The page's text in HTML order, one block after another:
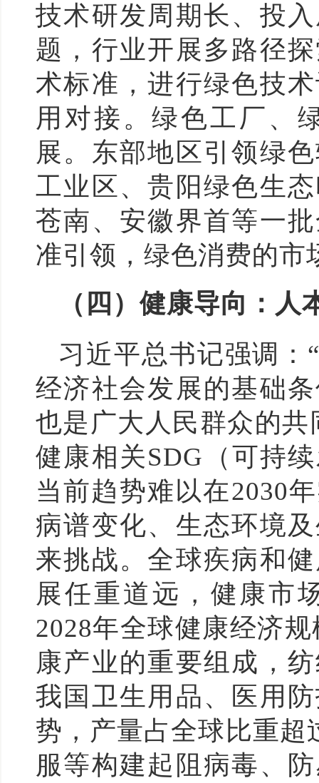
技术研发周期长、投
题，行业开展多路径
术标准，进行绿色技
用对接。绿色工厂、
展。东部地区引领绿
工业区、贵阳绿色生
苍南、安徽界首等一
准引领，绿色消费的市
（四）健康导向：人
习近平总书记强调
经济社会发展的基础
也是广大人民群众的共
健康相关SDG（可持
当前趋势难以在2030
病谱变化、生态环境
来挑战。全球疾病和
展任重道远，健康市
2028年全球健康经济
康产业的重要组成，
我国卫生用品、医用
势，产量占全球比重超
服等构建起阻病毒、